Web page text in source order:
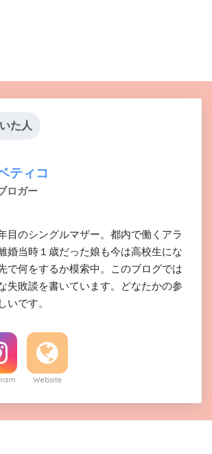
た人
ティコ
ロガー
目のシングルマザー。都内で働くアラ
婚当時１歳だった娘も今は高校生にな
で何をするか模索中。このブログでは
失敗談を書いています。どなたかの参
いです。
Website